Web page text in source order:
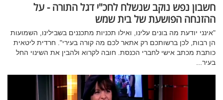
חשבון נפש נוקב שנשלח לחכ"י דגל התורה - על
ההזנחה הפושעת של בית שמש
"אינני יודעת מה בונים עלינו, ואילו תכניות מתכננים בשבילינו, השמועות
הן רבות, לכן ברשותכם רק אתאר לכם מה קורה בעירי". חרדית ליטאית
כותבת מכתב אישי לחברי הכנסת. חובה לקרוא ולהבין את השינוי החל
בעיר...